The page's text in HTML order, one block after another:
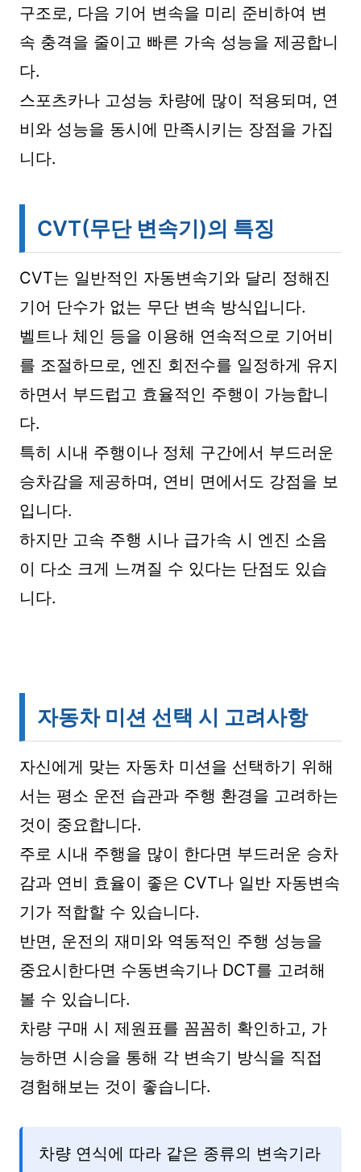
구조로, 다음 기어 변속을 미리 준비하여 변
속 충격을 줄이고 빠른 가속 성능을 제공합니
다.
스포츠카나 고성능 차량에 많이 적용되며, 연
비와 성능을 동시에 만족시키는 장점을 가집
니다.
CVT(무단 변속기)의 특징
CVT는 일반적인 자동변속기와 달리 정해진
기어 단수가 없는 무단 변속 방식입니다.
벨트나 체인 등을 이용해 연속적으로 기어비
를 조절하므로, 엔진 회전수를 일정하게 유지
하면서 부드럽고 효율적인 주행이 가능합니
다.
특히 시내 주행이나 정체 구간에서 부드러운
승차감을 제공하며, 연비 면에서도 강점을 보
입니다.
하지만 고속 주행 시나 급가속 시 엔진 소음
이 다소 크게 느껴질 수 있다는 단점도 있습
니다.
자동차 미션 선택 시 고려사항
자신에게 맞는 자동차 미션을 선택하기 위해
서는 평소 운전 습관과 주행 환경을 고려하는
것이 중요합니다.
주로 시내 주행을 많이 한다면 부드러운 승차
감과 연비 효율이 좋은 CVT나 일반 자동변속
기가 적합할 수 있습니다.
반면, 운전의 재미와 역동적인 주행 성능을
중요시한다면 수동변속기나 DCT를 고려해
볼 수 있습니다.
차량 구매 시 제원표를 꼼꼼히 확인하고, 가
능하면 시승을 통해 각 변속기 방식을 직접
경험해보는 것이 좋습니다.
차량 연식에 따라 같은 종류의 변속기라